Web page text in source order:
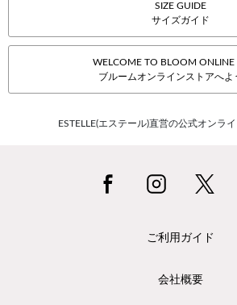
SIZE GUIDE
サイズガイド
WELCOME TO BLOOM ONLINE
ブルームオンラインストアへよ
ESTELLE(エステール)直営の公式オンライ
ご利用ガイド
会社概要